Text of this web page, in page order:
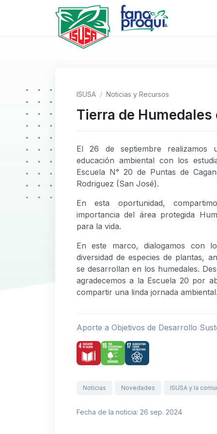
ISUSA Noticias y Recursos
Tierra de Humedales
El 26 de septiembre realizamos
educación ambiental con los
Escuela N° 20 de Puntas de
Rodriguez (San José).
En esta oportunidad,
importancia del área protegida
para la vida.
En este marco, dialogamos con
diversidad de especies de plantas,
se desarrollan en los humedales.
agradecemos a la Escuela 20 por
compartir una linda jornada
Aporte a Objetivos de Desarrollo
Noticias Novedades ISUSA y la
Fecha de la noticia: 26 sep. 2024